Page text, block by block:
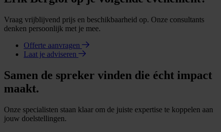
Vraag vrijblijvend prijs en beschikbaarheid op. Onze consultants
denken persoonlijk met je mee.
Offerte aanvragen
Laat je adviseren
Samen de spreker vinden die écht impact
maakt.
Onze specialisten staan klaar om de juiste expertise te koppelen aan
jouw doelstellingen.